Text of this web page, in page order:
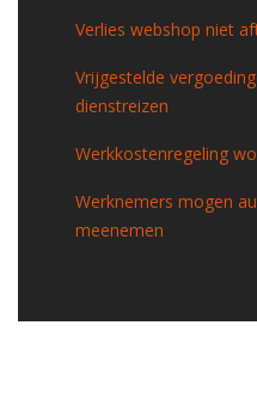
Verlies webshop niet
Vrijgestelde
dienstreizen
Werkkostenregeling
Werknemers mogen
meenemen